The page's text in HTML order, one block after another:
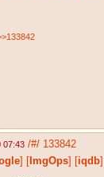
07:43 /#/ 133842
ImgOps iqdb